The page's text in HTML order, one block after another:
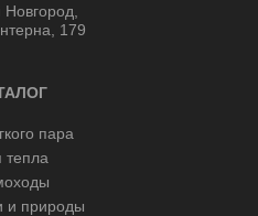
179
пара
тепла
и природы